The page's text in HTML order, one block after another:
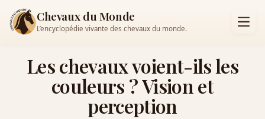
Chevaux du Monde
L’encyclopédie vivante des chevaux du monde.
Les chevaux voient-ils les
couleurs ? Vision et
perception